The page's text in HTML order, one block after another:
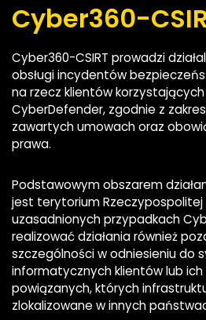
Cyber360-
Cyber360-CSIRT prowadzi
obsługi incydentów
na rzecz klientów korzystających
CyberDefender, zgodnie z
zawartych umowach oraz
prawa.
Podstawowym obszarem
jest terytorium Rzeczypospolitej
uzasadnionych przypadkach
realizować działania również
szczególności w odniesieniu do
informatycznych klientów lub
powiązanych, których
zlokalizowane w innych